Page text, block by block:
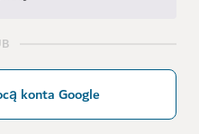
konta Google